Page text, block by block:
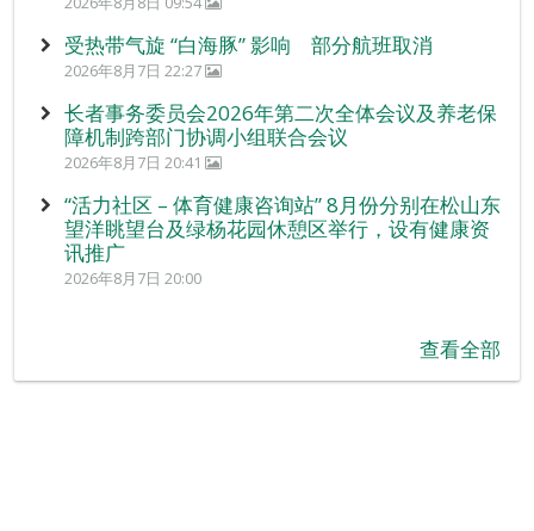
受热带气旋 “白海豚” 影响 部分航班取消
2026年8月7日 22:27
长者事务委员会2026年第二次全体会议及养老保
障机制跨部门协调小组联合会议
2026年8月7日 20:41
“活力社区 – 体育健康咨询站” 8月份分别在松山东
望洋眺望台及绿杨花园休憩区举行，设有健康资
讯推广
2026年8月7日 20:00
查看全部